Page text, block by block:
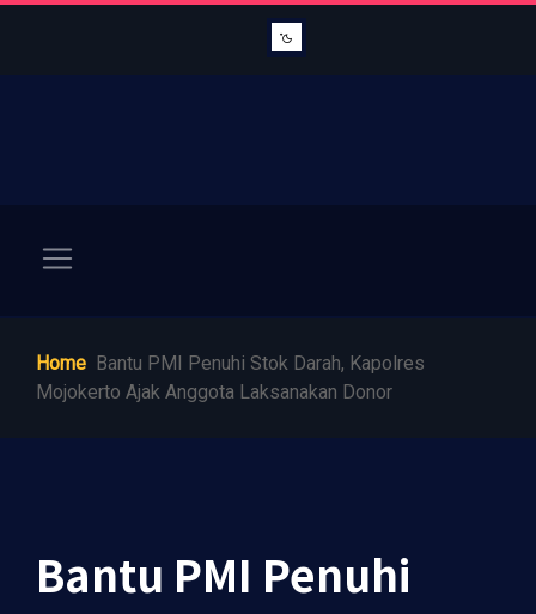
Home Bantu PMI Penuhi Stok Darah, Kapolres
Mojokerto Ajak Anggota Laksanakan Donor
Bantu PMI Penuhi